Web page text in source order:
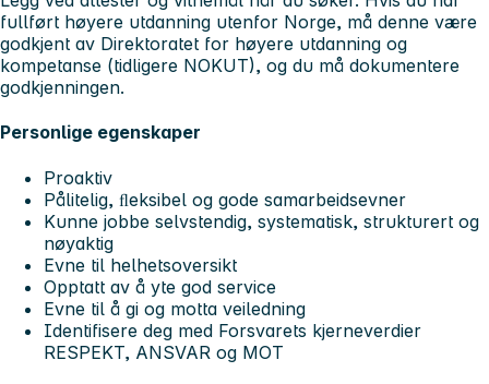
fullført høyere utdanning utenfor Norge, må denne være
godkjent av Direktoratet for høyere utdanning og
kompetanse (tidligere NOKUT), og du må dokumentere
godkjenningen.
Personlige egenskaper
Proaktiv
Pålitelig, ﬂeksibel og gode samarbeidsevner
Kunne jobbe selvstendig, systematisk, strukturert og
nøyaktig
Evne til helhetsoversikt
Opptatt av å yte god service
Evne til å gi og motta veiledning
Identifisere deg med Forsvarets kjerneverdier
RESPEKT, ANSVAR og MOT